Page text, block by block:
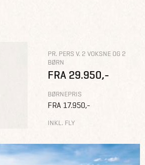
PR. PERS V. 2 VOKSNE OG 2
BØRN
FRA 29.950,-
BØRNEPRIS
FRA 17.950,-
INKL. FLY